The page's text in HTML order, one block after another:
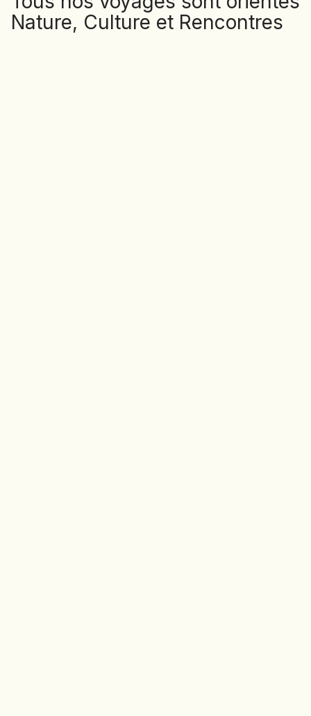
Nature, Culture et Rencontres